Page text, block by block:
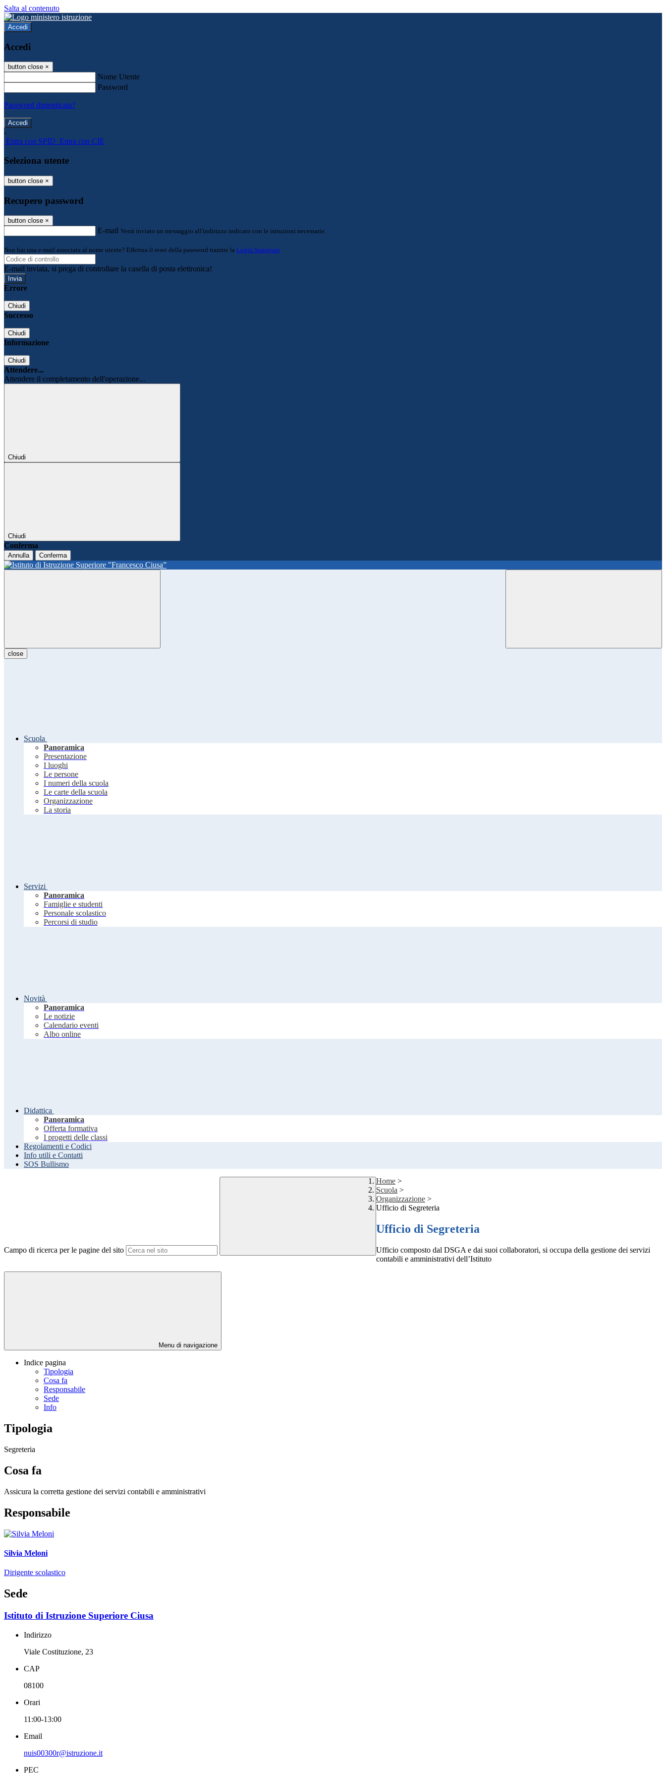
Salta al contenuto
Accedi
Accedi
button close ×
Nome Utente
Password
Password dimenticata?
-
Entra con SPID Entra con CIE
Seleziona utente
button close ×
Recupero password
button close ×
E-mail Verrà inviato un messaggio all'indirizzo indicato con le istruzioni necessarie.
Non hai una e-mail associata al nome utente? Effettua il reset della password tramite la Login Spaggiari
E-mail inviata, si prega di controllare la casella di posta elettronica!
Errore
Chiudi
Successo
Chiudi
Informazione
Chiudi
Attendere...
Attendere il completamento dell'operazione...
Chiudi
Chiudi
Conferma
Annulla Conferma
close
Scuola
Panoramica
Presentazione
I luoghi
Le persone
I numeri della scuola
Le carte della scuola
Organizzazione
La storia
Servizi
Panoramica
Famiglie e studenti
Personale scolastico
Percorsi di studio
Novità
Panoramica
Le notizie
Calendario eventi
Albo online
Didattica
Panoramica
Offerta formativa
I progetti delle classi
Regolamenti e Codici
Info utili e Contatti
SOS Bullismo
Campo di ricerca per le pagine del sito
Home >
Scuola >
Organizzazione >
Ufficio di Segreteria
Ufficio di Segreteria
Ufficio composto dal DSGA e dai suoi collaboratori, si occupa della gestione dei servizi
contabili e amministrativi dell’Istituto
Menu di navigazione
Indice pagina
Tipologia
Cosa fa
Responsabile
Sede
Info
Tipologia
Segreteria
Cosa fa
Assicura la corretta gestione dei servizi contabili e amministrativi
Responsabile
Silvia Meloni
Dirigente scolastico
Sede
Istituto di Istruzione Superiore Ciusa
Indirizzo
Viale Costituzione, 23
CAP
08100
Orari
11:00-13:00
Email
nuis00300r@istruzione.it
PEC